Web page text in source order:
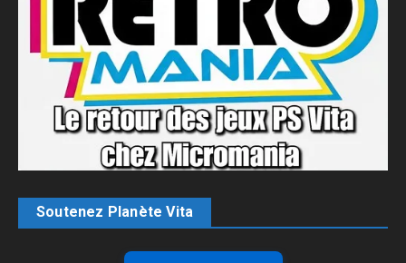
Soutenez Planète Vita